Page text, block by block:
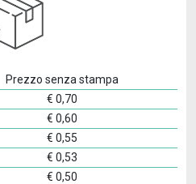
Prezzo senza stampa
€ 0,70
€ 0,60
€ 0,55
€ 0,53
€ 0,50